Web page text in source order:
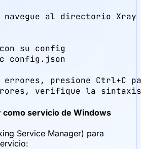
navegue al directorio Xray
su config
config.json
errores, presione Ctrl+C
verifique la
como servicio de Windows
Service Manager) para